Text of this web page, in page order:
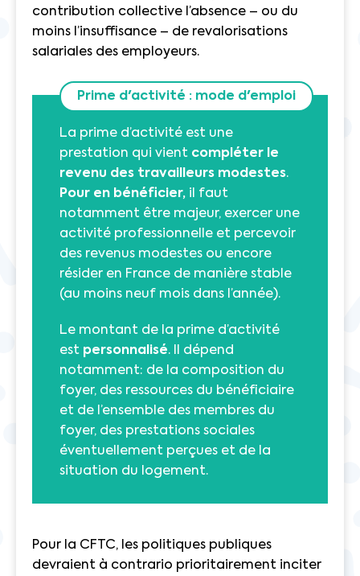
contribution collective l’absence – ou du
moins l’insuffisance – de revalorisations
salariales des employeurs.
Prime d'activité : mode d'emploi
La prime d’activité est une
prestation qui vient compléter le
revenu des travailleurs modestes.
Pour en bénéficier, il faut
notamment être majeur, exercer une
activité professionnelle et percevoir
des revenus modestes ou encore
résider en France de manière stable
(au moins neuf mois dans l’année).
Le montant de la prime d’activité
est personnalisé. Il dépend
notamment: de la composition du
foyer, des ressources du bénéficiaire
et de l’ensemble des membres du
foyer, des prestations sociales
éventuellement perçues et de la
situation du logement.
Pour la CFTC, les politiques publiques
devraient à contrario prioritairement inciter